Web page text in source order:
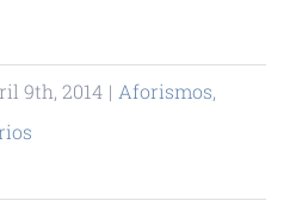
9th, 2014 | Aforismos,